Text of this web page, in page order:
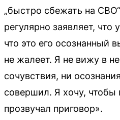
„быстро сбежать на
регулярно заявляет, что
что это его осознанный
не жалеет. Я не вижу в
сочувствия, ни
совершил. Я хочу, чтобы
прозвучал приговор».